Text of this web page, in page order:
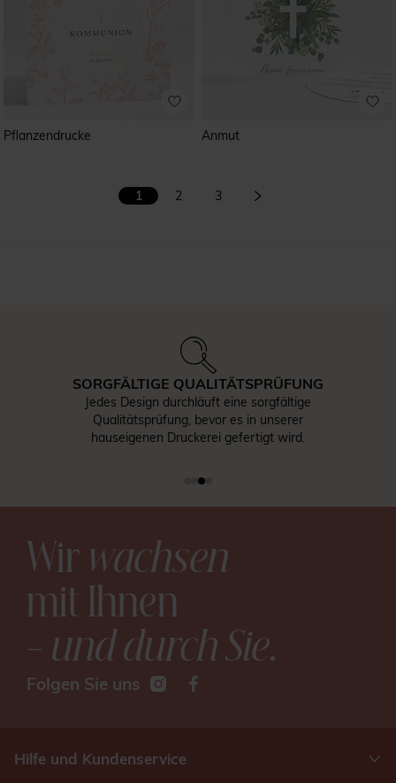
Pflanzendrucke Anmut
1 2 3
SORGFÄLTIGE QUALITÄTSPRÜFUNG
Jedes Design durchläuft eine sorgfältige
Qualitätsprüfung, bevor es in unserer
hauseigenen Druckerei gefertigt wird.
Wirwachsen
mit Ihnen
– und durch Sie.
Folgen Sie uns
Hilfe und Kundenservice